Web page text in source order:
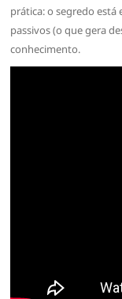
prática: o segredo
passivos (o que gera
conhecimento.